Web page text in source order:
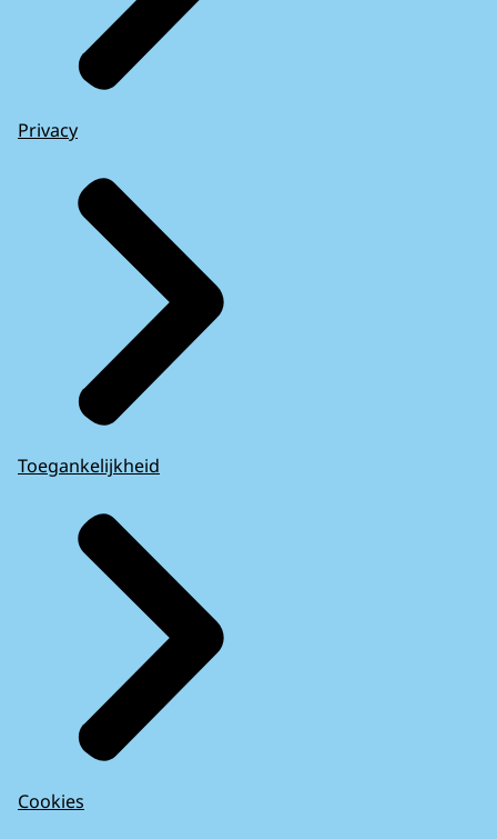
Privacy
Toegankelijkheid
Cookies